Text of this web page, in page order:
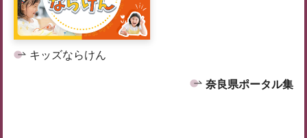
キッズならけん
奈良県ポータル集